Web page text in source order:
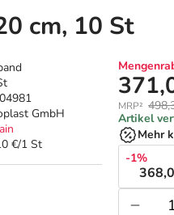
cm, 10 St
GmbH
€/1 St
MRP²
Artikel
Mehr
-1%